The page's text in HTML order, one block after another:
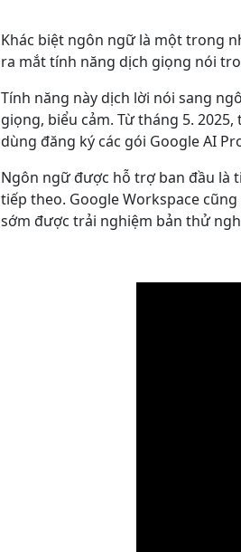
Khác biệt ngôn ngữ là một trong
ra mắt tính năng dịch giọng nói
Tính năng này dịch lời nói sang
giọng, biểu cảm. Từ tháng 5.
dùng đăng ký các gói Google AI
Ngôn ngữ được hỗ trợ ban đầu là
tiếp theo. Google Workspace
sớm được trải nghiệm bản thử